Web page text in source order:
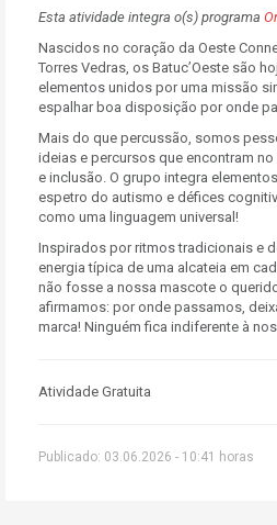
Esta atividade integra o(s) programa
Nascidos no coração da Oeste
Torres Vedras, os Batuc’Oeste são
elementos unidos por uma missão
espalhar boa disposição por onde
Mais do que percussão, somos
ideias e percursos que encontram
e inclusão. O grupo integra
espetro do autismo e défices
como uma linguagem universal!
Inspirados por ritmos tradicionais e
energia típica de uma alcateia em
não fosse a nossa mascote o
afirmamos: por onde passamos,
marca! Ninguém fica indiferente à
Atividade Gratuita
Publicado: 03.06.2026 - 10:41 horas